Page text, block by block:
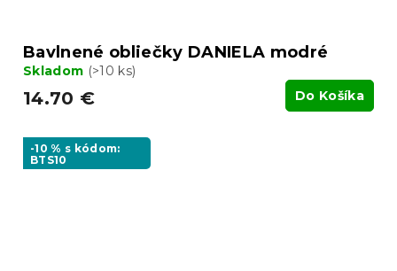
Bavlnené obliečky DANIELA modré
Skladom (>10 ks)
14.70 € Do Košíka
-10 % s kódom:
BTS10